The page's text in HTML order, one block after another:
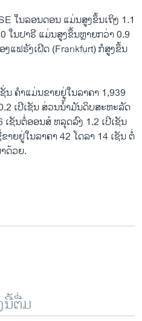
ໃນລອນດອນ ແມ່ນສູງຂຶ້ນເຖິງ 1.1
ໃນປາຣີ ແມ່ນສູງຂຶ້ນຫຼາຍກວ່າ 0.9
ແຟຣັງເຝີດ (Frankfurt) ກໍສູງຂຶ້ນ
ຄຳແມ່ນຂາຍຢູ່ໃນລາຄາ 1,939
ເປີເຊັນ ສ່ວນນໍ້າມັນດິບສະຫະລັດ
ເຊັນຕໍ່ອອນສ໌ ຫລຸດລົງ 1.2 ເປີເຊັນ
ຍຢູ່ໃນລາຄາ 42 ໂດລາ 14 ເຊັນ ຕໍ່
ດ້ວຍ.
ນີ້ຕື່ມ